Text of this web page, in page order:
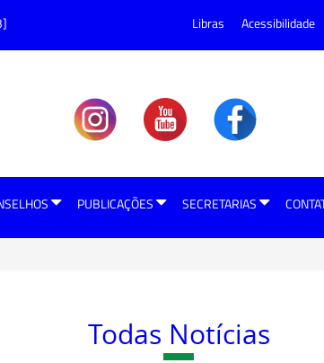
Libras Acessibilidade
PUBLICAÇÕES SECRETARIAS
Todas Notícias